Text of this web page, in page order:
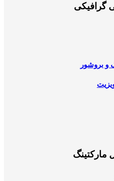
گرافیکی
و بروشور
مارکتینگ